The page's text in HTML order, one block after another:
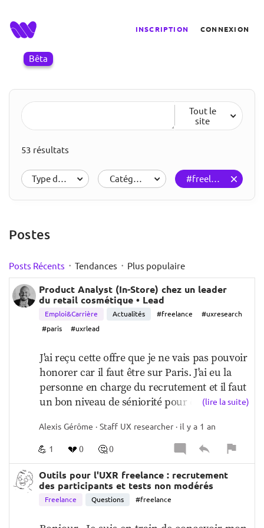
Bêta
INSCRIPTION CONNEXION
Tout le
site
53 résultats
Type de résultats Catégories #freelance
Postes
Posts Récents · Tendances · Plus populaire
Product Analyst (In-Store) chez un leader
du retail cosmétique • Lead
Emploi&Carrière Actualités #freelance
#uxresearch
#paris
#uxrlead
J'ai reçu cette offre que je ne vais pas pouvoir
honorer car il faut être sur Paris. J'ai eu la
personne en charge du recrutement et il faut
un bon niveau de séniorité pour être crédible
Description du poste :
  Notre client recherche
un Product Analyst pour rejoindre son
équipe en pleine expansion, spécialisée dans
les expériences in-store. Ce poste est une
création destinée à soulager l’équipe existante
(lire la suite)
Alexis Gérôme · Staff UX researcher · il y a 1 an
💪 1 💔 0 🤔0
Outils pour l'UXR freelance : recrutement
des participants et tests non modérés
Freelance Questions #freelance